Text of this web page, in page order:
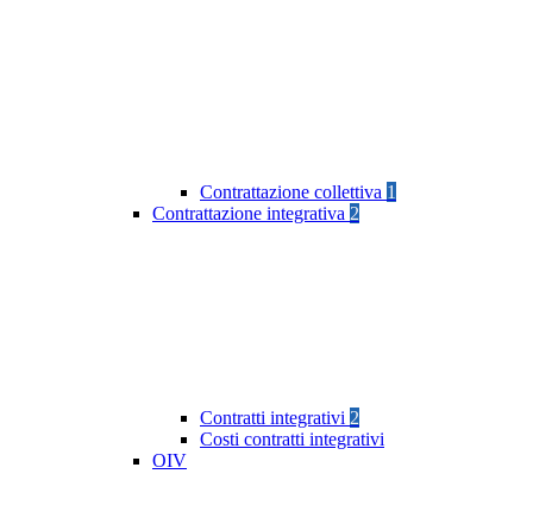
Contrattazione collettiva 1
Contrattazione integrativa 2
Contratti integrativi 2
Costi contratti integrativi
OIV